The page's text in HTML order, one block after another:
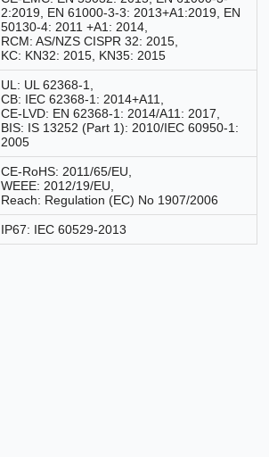
2:2019, EN 61000-3-3: 2013+A1:2019, EN
50130-4: 2011 +A1: 2014,
RCM: AS/NZS CISPR 32: 2015,
KC: KN32: 2015, KN35: 2015
UL: UL 62368-1,
CB: IEC 62368-1: 2014+A11,
CE-LVD: EN 62368-1: 2014/A11: 2017,
BIS: IS 13252 (Part 1): 2010/IEC 60950-1:
2005
CE-RoHS: 2011/65/EU,
WEEE: 2012/19/EU,
Reach: Regulation (EC) No 1907/2006
IP67: IEC 60529-2013